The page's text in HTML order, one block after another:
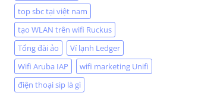
top sbc tại việt nam
tạo WLAN trên wifi Ruckus
Tổng đài ảo
Ví lạnh Ledger
Wifi Aruba IAP
wifi marketing Unifi
điện thoại sip là gì